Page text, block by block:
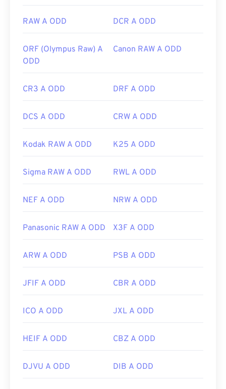
RAW A ODD DCR A ODD
ORF (Olympus Raw) A
ODD
Canon RAW A ODD
CR3 A ODD DRF A ODD
DCS A ODD CRW A ODD
Kodak RAW A ODD K25 A ODD
Sigma RAW A ODD RWL A ODD
NEF A ODD NRW A ODD
Panasonic RAW A ODD X3F A ODD
ARW A ODD PSB A ODD
JFIF A ODD CBR A ODD
ICO A ODD JXL A ODD
HEIF A ODD CBZ A ODD
DJVU A ODD DIB A ODD